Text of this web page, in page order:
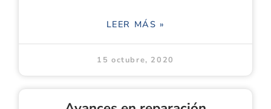
LEER MÁS »
15 octubre, 2020